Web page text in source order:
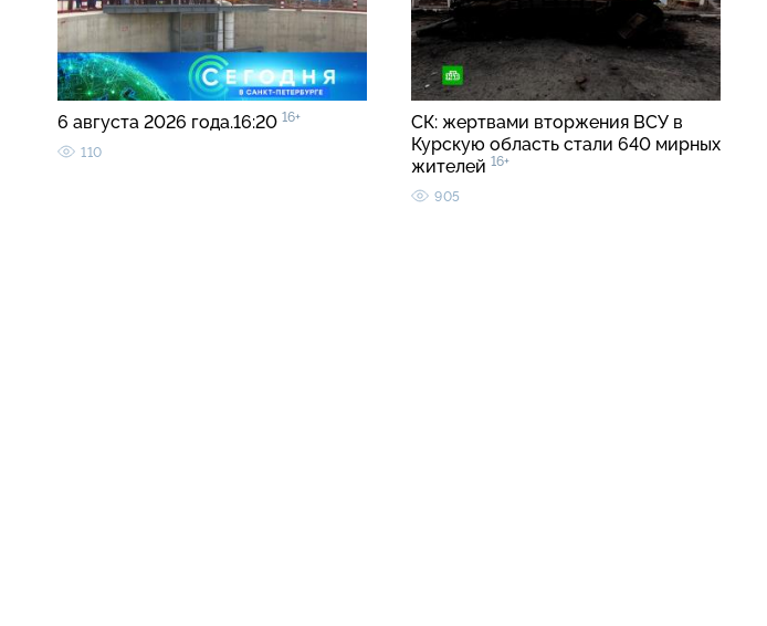
6 августа 2026 года.16:20 16+
110
СК: жертвами вторжения ВСУ в
Курскую область стали 640 мирных
жителей 16+
905